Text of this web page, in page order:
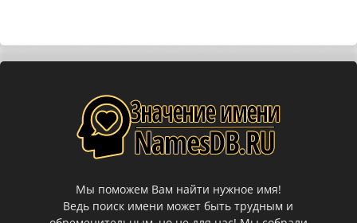
Мы поможем Вам найти нужное имя!
Ведь поиск имени может быть трудным и